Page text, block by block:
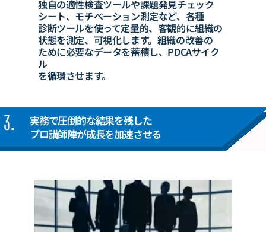
独自の適性検査ツールや課題発見チェック
シート、 モチベーション測定など、各種
診断ツールを使って定量的、客観的に組織の
状態を測定、可視化します。 組織の改善の
ために必要なデータを蓄積し、 PDCAサイク
ル
を循環させます。
3.
実務で圧倒的な結果を残した
プロ講師陣が成長を加速させる